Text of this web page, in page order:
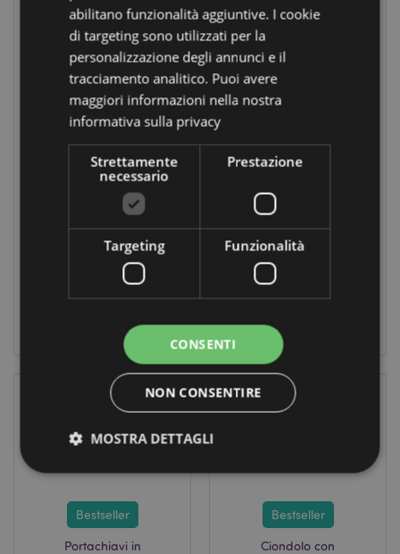
Back
Stock
Bestseller
Antistress di
Peluche - Poop -
Cacca - Queasy
Squeezies
TY1078
disponibile
Bestseller
della Fortuna -
Foodiemals -
3072
disponibile
Bestseller
Portachiavi in
Bestseller
Ciondolo con
abilitano funzionalità aggiuntive. I cookie
di targeting sono utilizzati per la
personalizzazione degli annunci e il
tracciamento analitico. Puoi avere
maggiori informazioni nella nostra
informativa sulla privacy
Strettamente
necessario
Prestazione
Targeting Funzionalità
CONSENTI
NON CONSENTIRE
MOSTRA DETTAGLI
Strettamente necessario
Prestazione